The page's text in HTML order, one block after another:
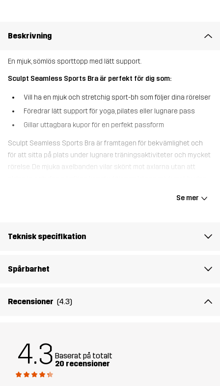
Beskrivning
En mjuk, sömlös sporttopp med lätt support.
Sculpt Seamless Sports Bra är perfekt för dig som:
Vill ha en mjuk och stretchig sport-bh som följer dina rörelser
Föredrar lätt support för yoga, pilates eller lugnare pass
Gillar uttagbara kupor för en perfekt passform
Sculpt Seamless Sports Bra är framtagen för bekvämlighet och
för att sitta på plats under lugnare träningsaktiviteter och mycket
rörelse. De mjuka axelbanden vilar skönt mot axlarna utan att
vad som passar dig bäst. Ventilerande, mjuk och lätt att bära – en
Passform
Material 1 90% Polyamid (Återvunnen), 10% Elastan
Vikt 120g i storlek M
Skapad för
Se mer
Teknisk specifikation
Spårbarhet
Recensioner (4.3)
4.3 Baserat på totalt
20 recensioner